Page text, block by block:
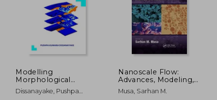
144,36 €
137,14 €
5%
dcto.
Modelling
Morphological
Response of Large
Tidal Inlet Systems to
Dissanayake, Pushpa
Nanoscale Flow:
Advances, Modeling,
and Applications (en
Inglés)
Musa, Sarhan M.